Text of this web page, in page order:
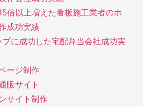
倍以上増えた看板施工業者のホ
成功実績
プに成功した宅配弁当会社成功実
ージ制作
販サイト
サイト制作